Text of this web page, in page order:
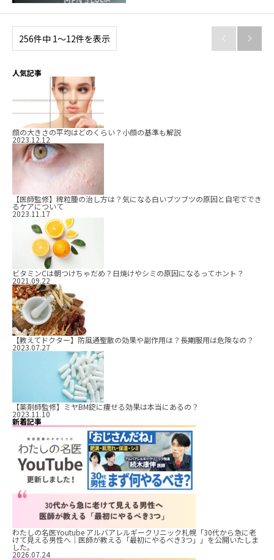
256件中 1〜12件を表示  
人気記事
顔の大きさの平均はどのくらい？小顔の基準も解説
2023.12.12
【医師監修】稗粒腫の治し方は？気になる白いブツブツの原因と自宅ででき
るケアについて
2023.11.17
ビタミンCは朝つけちゃだめ？日焼けやシミの原因になるってホント？
2021.09.22
【教えてドクター】防風通聖散の効果や副作用は？長期服用は危険なの？
2023.07.27
【薬剤師監修】ミヤBM錠に痩せる効果は本当にあるの？
2023.11.10
新着記事
わたしの名医Youtube アルバアレルギークリニック札幌「30代から急に老
けて見える男性へ｜医師が教える「最初にやるべき3つ」」を公開いたしま
した。
2026.07.24